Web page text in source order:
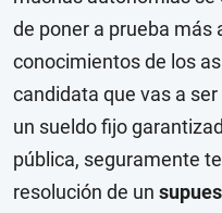
de poner a prueba más
conocimientos de los
candidata que vas a
un sueldo fijo
pública, seguramente
resolución de un